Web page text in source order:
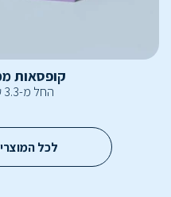
קופסאות
החל מ-3.3
לכל